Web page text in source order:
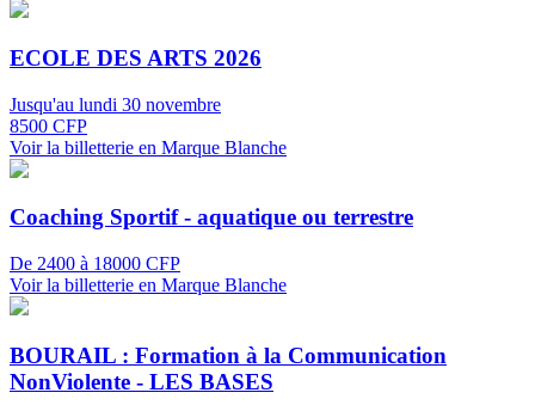
ECOLE DES ARTS 2026
Jusqu'au lundi 30 novembre
8500 CFP
Voir la billetterie en Marque Blanche
Coaching Sportif - aquatique ou terrestre
De 2400 à 18000 CFP
Voir la billetterie en Marque Blanche
BOURAIL : Formation à la Communication
NonViolente - LES BASES